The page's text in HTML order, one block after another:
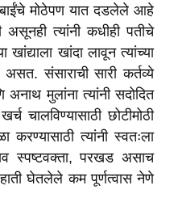
मोठेपण यात दडलेले आहे
असूनही त्यांनी कधीही पतीचे
खांदा लावून त्यांच्या
असत. संसाराची सारी कर्तव्ये
मुलांना त्यांनी सदोदित
चालविण्यासाठी छोटीमोठी
करण्यासाठी त्यांनी स्वतःला
स्पष्टवक्ता, परखड असाच
हाती घेतलेले कम पूर्णत्वास नेणे